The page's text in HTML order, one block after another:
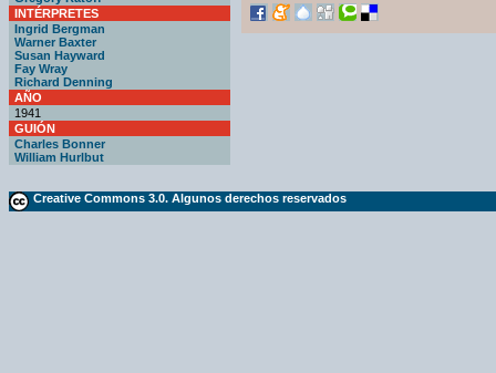
INTÉRPRETES
Ingrid Bergman
Warner Baxter
Susan Hayward
Fay Wray
Richard Denning
AÑO
1941
GUIÓN
Charles Bonner
William Hurlbut
Creative Commons 3.0. Algunos derechos reservados